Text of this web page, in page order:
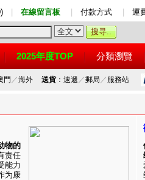
在線留言板 付款方式 運
2025年度TOP 分類瀏覽
門 ／海外 送貨：速遞 ／郵局 ／ 服務站
物的
责任
能力
为康